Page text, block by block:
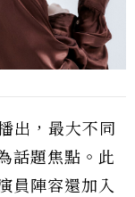
出，最大不同
話題焦點。此
員陣容還加入